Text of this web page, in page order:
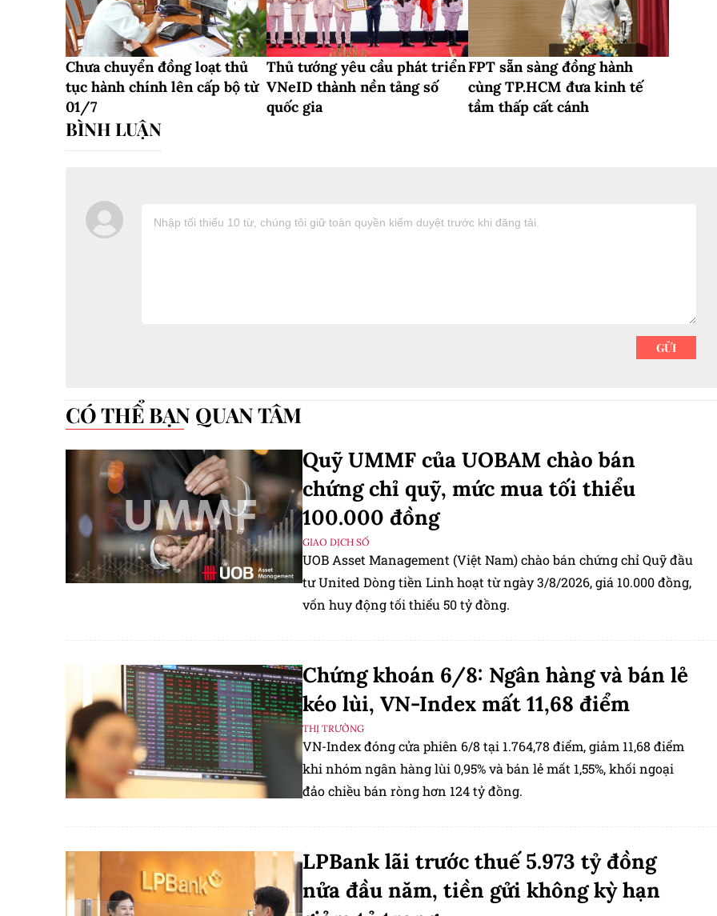
Chưa chuyển đồng loạt thủ
tục hành chính lên cấp bộ từ
01/7
Thủ tướng yêu cầu phát triển
VNeID thành nền tảng số
quốc gia
FPT sẵn sàng đồng hành
cùng TP.HCM đưa kinh tế
tầm thấp cất cánh
CÓ THỂ BẠN QUAN TÂM
Quỹ UMMF của UOBAM chào bán
chứng chỉ quỹ, mức mua tối thiểu
100.000 đồng
GIAO DỊCH SỐ
UOB Asset Management (Việt Nam) chào bán chứng chỉ Quỹ đầu
tư United Dòng tiền Linh hoạt từ ngày 3/8/2026, giá 10.000 đồng,
vốn huy động tối thiểu 50 tỷ đồng.
Chứng khoán 6/8: Ngân hàng và bán lẻ
kéo lùi, VN-Index mất 11,68 điểm
THỊ TRƯỜNG
VN-Index đóng cửa phiên 6/8 tại 1.764,78 điểm, giảm 11,68 điểm
khi nhóm ngân hàng lùi 0,95% và bán lẻ mất 1,55%, khối ngoại
đảo chiều bán ròng hơn 124 tỷ đồng.
LPBank lãi trước thuế 5.973 tỷ đồng
nửa đầu năm, tiền gửi không kỳ hạn